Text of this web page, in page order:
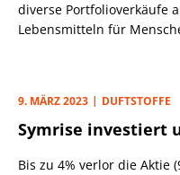
diverse Portfolioverkäufe
Lebensmitteln für
v. 15.10.21).
9. MÄRZ 2023 DUFTSTOFFE
Symrise investiert
Bis zu 4% verlor die Aktie